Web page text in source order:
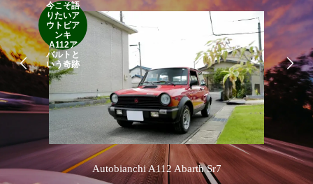
今こそ語
りたいア
ウトビア
ンキ
A112ア
バルトと
いう奇跡
Autobianchi A112 Abarth Sr7